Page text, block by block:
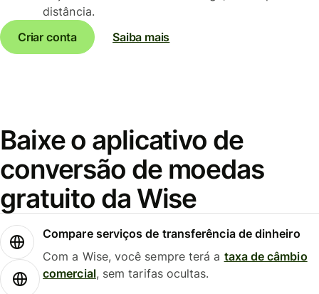
distância.
Criar conta
Saiba mais
Baixe o aplicativo de
conversão de moedas
gratuito da Wise
Compare serviços de transferência de dinheiro
Com a Wise, você sempre terá a taxa de câmbio
comercial, sem tarifas ocultas.